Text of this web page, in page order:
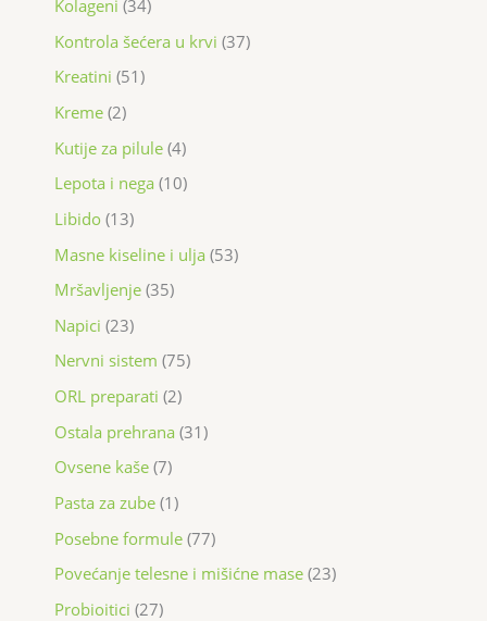
Kolageni 34
Kontrola šećera u krvi 37
Kreatini 51
Kreme 2
Kutije za pilule 4
Lepota i nega 10
Libido 13
Masne kiseline i ulja 53
Mršavljenje 35
Napici 23
Nervni sistem 75
ORL preparati 2
Ostala prehrana 31
Ovsene kaše 7
Pasta za zube 1
Posebne formule 77
Povećanje telesne i mišićne mase 23
Probioitici 27